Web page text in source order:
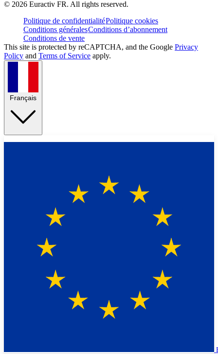
© 2026 Euractiv FR. All rights reserved.
Politique de confidentialitéPolitique cookies
Conditions généralesConditions d’abonnement
Conditions de vente
This site is protected by reCAPTCHA, and the Google Privacy
Policy and Terms of Service apply.
Français